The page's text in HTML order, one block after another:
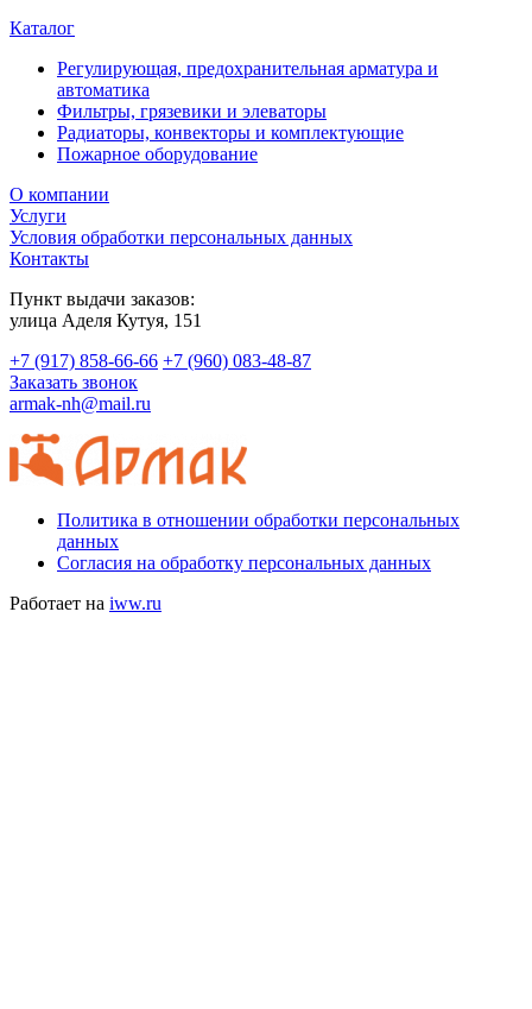
Каталог
Регулирующая, предохранительная арматура и
автоматика
Фильтры, грязевики и элеваторы
Радиаторы, конвекторы и комплектующие
Пожарное оборудование
О компании
Услуги
Условия обработки персональных данных
Контакты
Пункт выдачи заказов:
​улица Аделя Кутуя, 151
+7 (917) 858-66-66 +7 (960) 083-48-87
Заказать звонок
armak-nh@mail.ru
Политика в отношении обработки персональных
данных
Согласия на обработку персональных данных
Работает на iww.ru